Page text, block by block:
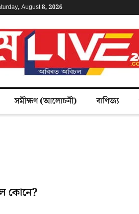
August 8, 2026
সমীক্ষণ (আলোচনী) বাণিজ্য
কোনে?